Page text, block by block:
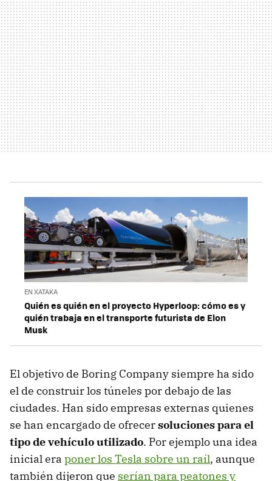
EN XATAKA
Quién es quién en el proyecto Hyperloop: cómo es y
quién trabaja en el transporte futurista de Elon
Musk
El objetivo de Boring Company siempre ha sido
el de construir los túneles por debajo de las
ciudades. Han sido empresas externas quienes
se han encargado de ofrecersoluciones para el
tipo de vehículo utilizado. Por ejemplo una idea
inicial era poner los Tesla sobre un raíl, aunque
también dijeron que serían para peatones y